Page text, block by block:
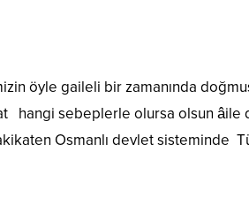
öyle gaileli bir zamanında
sebeplerle olursa olsun âile
Osmanlı devlet sisteminde